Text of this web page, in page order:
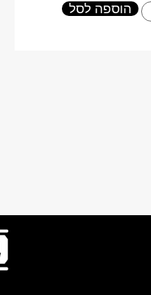
הוספה לסל